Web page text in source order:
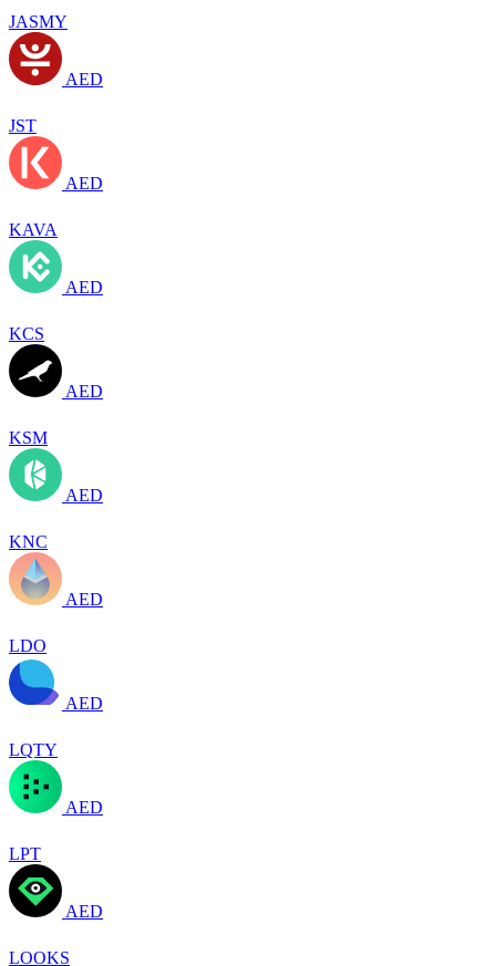
JASMY
AED
JST
AED
KAVA
AED
KCS
AED
KSM
AED
KNC
AED
LDO
AED
LQTY
AED
LPT
AED
LOOKS